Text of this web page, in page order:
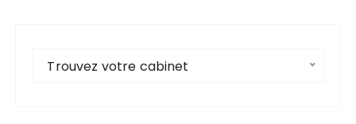
Trouvez votre cabinet